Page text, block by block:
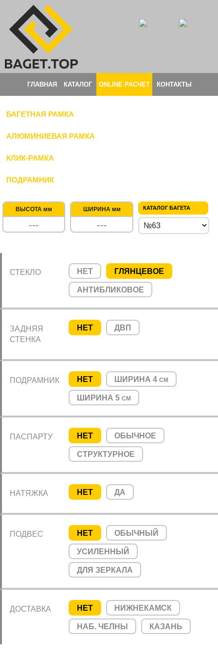
ГЛАВНАЯ КАТАЛОГ ONLINE РАСЧЕТ КОНТАКТЫ
БАГЕТНАЯ РАМКА
АЛЮМИНИЕВАЯ РАМКА
КЛИК-РАМКА
ПОДРАМНИК
ВЫСОТА мм ШИРИНА мм КАТАЛОГ БАГЕТА
СТЕКЛО НЕТ ГЛЯНЦЕВОЕ
АНТИБЛИКОВОЕ
ЗАДНЯЯ
СТЕНКА
НЕТ ДВП
ПОДРАМНИК НЕТ ШИРИНА 4 СМ
ШИРИНА 5 СМ
ПАСПАРТУ НЕТ ОБЫЧНОЕ
СТРУКТУРНОЕ
НАТЯЖКА НЕТ ДА
ПОДВЕС НЕТ ОБЫЧНЫЙ
УСИЛЕННЫЙ
ДЛЯ ЗЕРКАЛА
ДОСТАВКА НЕТ НИЖНЕКАМСК
НАБ. ЧЕЛНЫ КАЗАНЬ